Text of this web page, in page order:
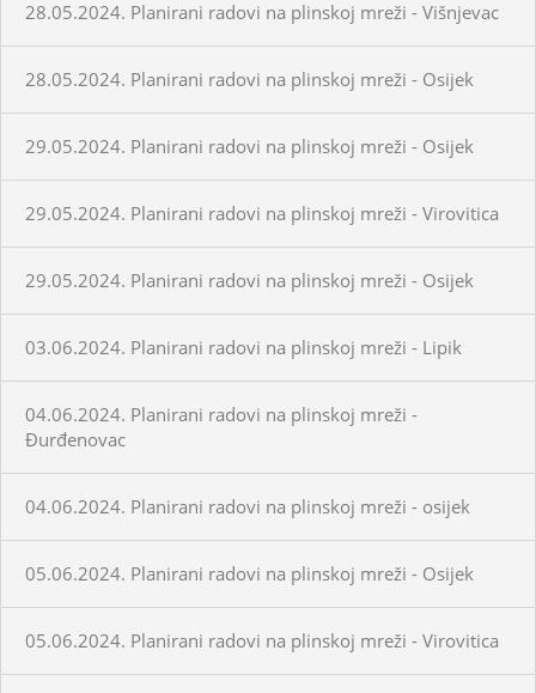
28.05.2024. Planirani radovi na plinskoj mreži - Višnjevac
28.05.2024. Planirani radovi na plinskoj mreži - Osijek
29.05.2024. Planirani radovi na plinskoj mreži - Osijek
29.05.2024. Planirani radovi na plinskoj mreži - Virovitica
29.05.2024. Planirani radovi na plinskoj mreži - Osijek
03.06.2024. Planirani radovi na plinskoj mreži - Lipik
04.06.2024. Planirani radovi na plinskoj mreži -
Đurđenovac
04.06.2024. Planirani radovi na plinskoj mreži - osijek
05.06.2024. Planirani radovi na plinskoj mreži - Osijek
05.06.2024. Planirani radovi na plinskoj mreži - Virovitica